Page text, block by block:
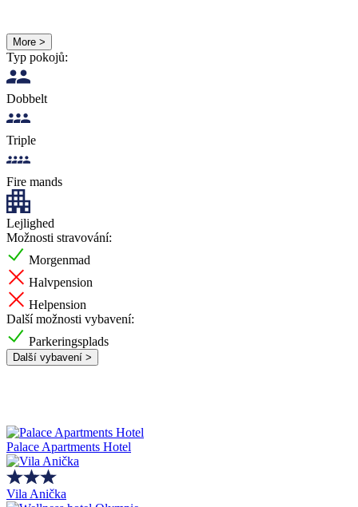
More >
Typ pokojů:
Dobbelt
Triple
Fire mands
Lejlighed
Možnosti stravování:
Morgenmad
Halvpension
Helpension
Další možnosti vybavení:
Parkeringsplads
Další vybavení >
Palace Apartments Hotel
Vila Anička